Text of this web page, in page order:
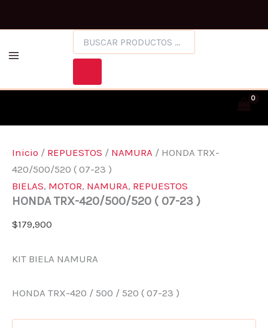
PRODUCTOS
Inicio / REPUESTOS / NAMURA / HONDA TRX-
420/500/520 ( 07-23 )
BIELAS, MOTOR, NAMURA, REPUESTOS
HONDA TRX-420/500/520 ( 07-23 )
$179,900
KIT BIELA NAMURA
HONDA TRX-420 / 500 / 520 ( 07-23 )
420/500/520
07-
CANTIDAD